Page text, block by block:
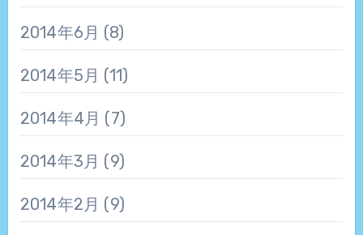
2014年6月 (8)
2014年5月 (11)
2014年4月 (7)
2014年3月 (9)
2014年2月 (9)